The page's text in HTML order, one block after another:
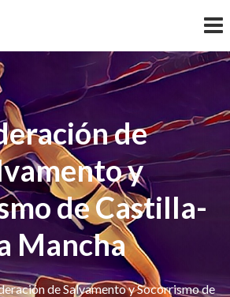
de
y
de Castilla-
Mancha
de Salvamento y Socorrismo de